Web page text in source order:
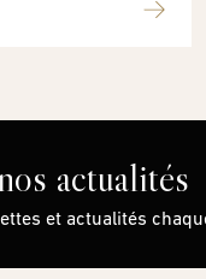
actualités
et actualités